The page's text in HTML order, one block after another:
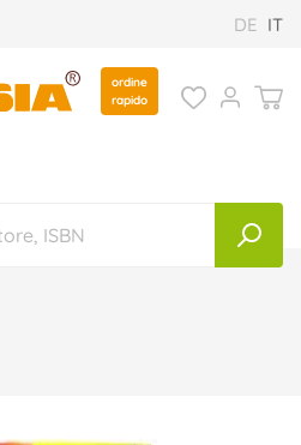
DE IT
ordine
rapido